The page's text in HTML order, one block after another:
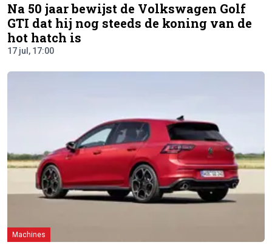
Na 50 jaar bewijst de Volkswagen Golf
GTI dat hij nog steeds de koning van de
hot hatch is
17 jul, 17:00
Machines